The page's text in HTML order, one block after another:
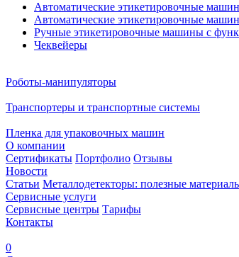
Автоматические этикетировочные
Автоматические этикетировочные
Ручные этикетировочные машины с
Чеквейеры
Роботы-манипуляторы
Транспортеры и транспортные системы
Пленка для упаковочных машин
О компании
Сертификаты Портфолио Отзывы
Новости
Статьи Металлодетекторы: полезные
Сервисные услуги
Сервисные центры Тарифы
Контакты
0